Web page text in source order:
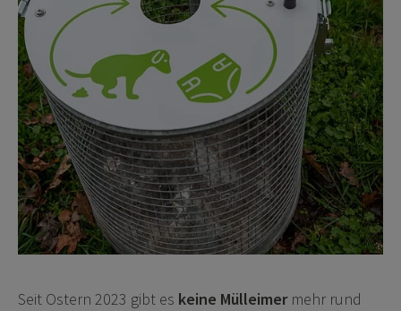
Seit Ostern 2023 gibt es keine Mülleimermehr rund